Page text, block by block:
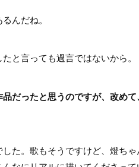
んだね。
と言っても過言ではないから。
だったと思うのですが、改め
た。歌もそうですけど、燈ち